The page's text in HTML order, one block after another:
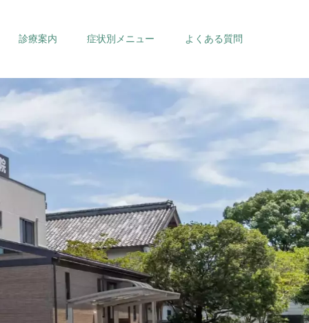
診療案内
科
形外科
問診療
康診断・がん検診
防接種（ワクチ
）
症状別メニュー よくある質問